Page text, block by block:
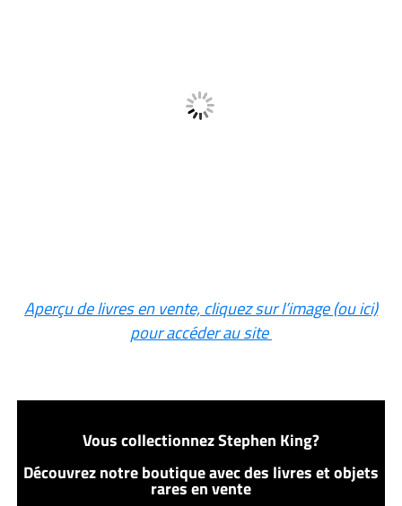
Aperçu de livres en vente, cliquez sur l’image (ou ici)
pour accéder au site
Vous collectionnez Stephen King?
Découvrez notre boutique avec des livres et objets
rares en vente